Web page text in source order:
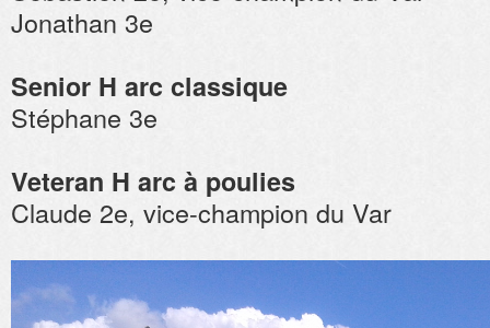
Jonathan 3e
Senior H arc classique
Stéphane 3e
Veteran H arc à poulies
Claude 2e, vice-champion du Var